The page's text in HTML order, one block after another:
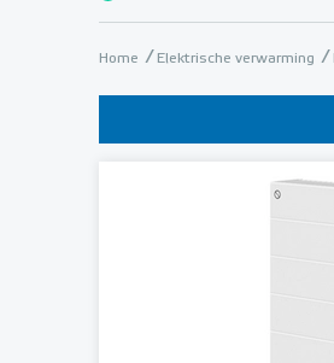
Home Elektrische verwarming